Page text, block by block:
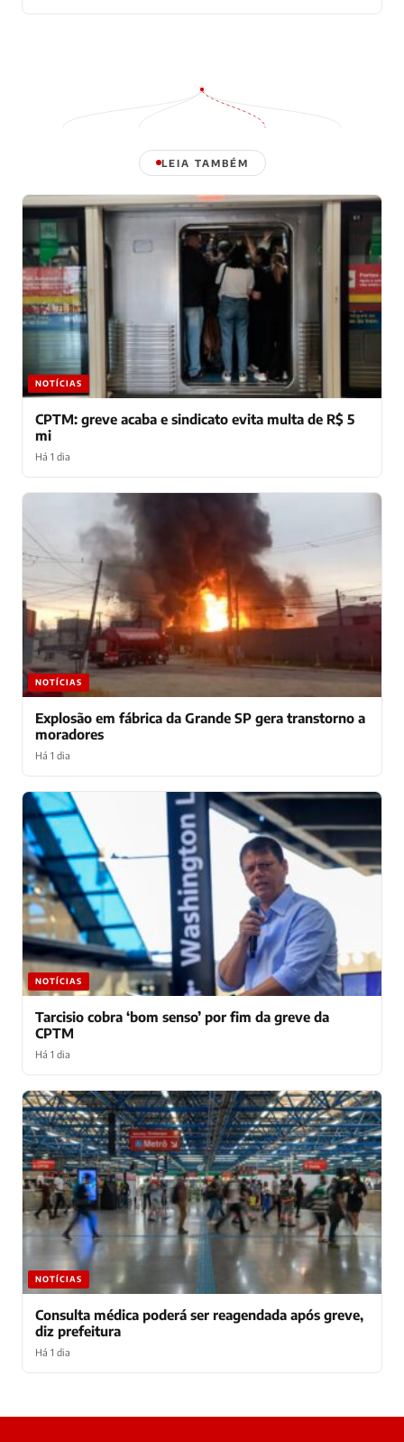
LEIA TAMBÉM
NOTÍCIAS
CPTM: greve acaba e sindicato evita multa de R$ 5
mi
Há 1 dia
NOTÍCIAS
Explosão em fábrica da Grande SP gera transtorno a
moradores
Há 1 dia
NOTÍCIAS
Tarcisio cobra ‘bom senso’ por fim da greve da
CPTM
Há 1 dia
NOTÍCIAS
Consulta médica poderá ser reagendada após greve,
diz prefeitura
Há 1 dia